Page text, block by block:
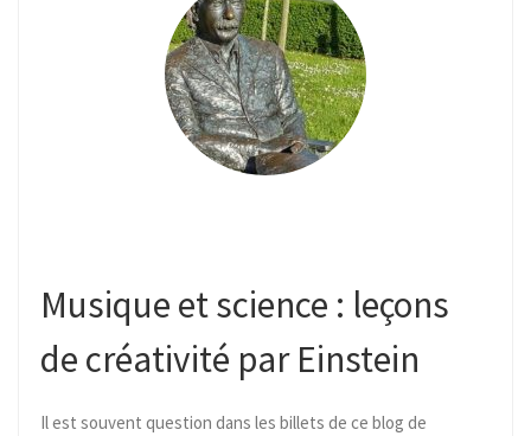
Musique et science : leçons
de créativité par Einstein
Il est souvent question dans les billets de ce blog de